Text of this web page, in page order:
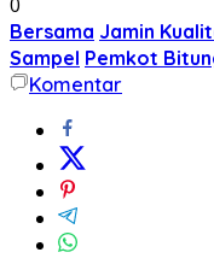
Bersama Jamin
Sampel Pemkot
Komentar